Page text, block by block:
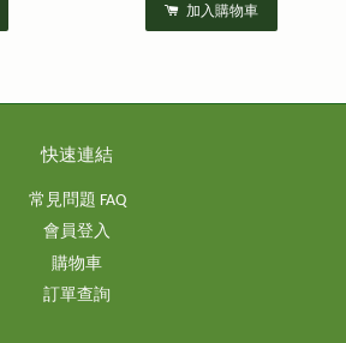
加入購物車
快速連結
常見問題 FAQ
會員登入
購物車
訂單查詢